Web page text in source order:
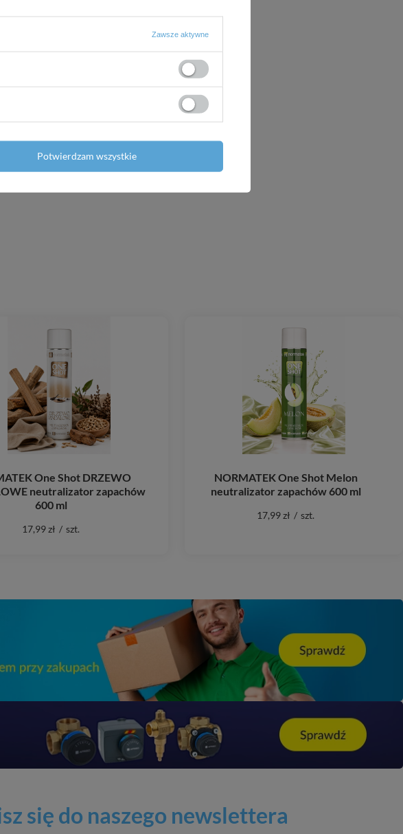
One Shot DRZEWO
neutralizator zapachów
600 ml
17,99 zł / szt.
NORMATEK One Shot Melon
neutralizator zapachów 600 ml
17,99 zł / szt.
się do naszego newslettera
Zawsze aktywne
Potwierdzam wszystkie